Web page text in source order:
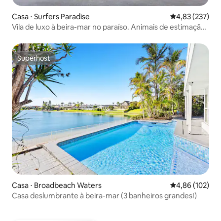
Casa ⋅ Surfers Paradise 4,83 de uma
4,83 (237)
Vila de luxo à beira-mar no paraíso. Animais de estimação
Superhost
Superhost
Casa ⋅ Broadbeach Waters 4,86 de uma
4,86 (102)
Casa deslumbrante à beira-mar (3 banheiros grandes!)